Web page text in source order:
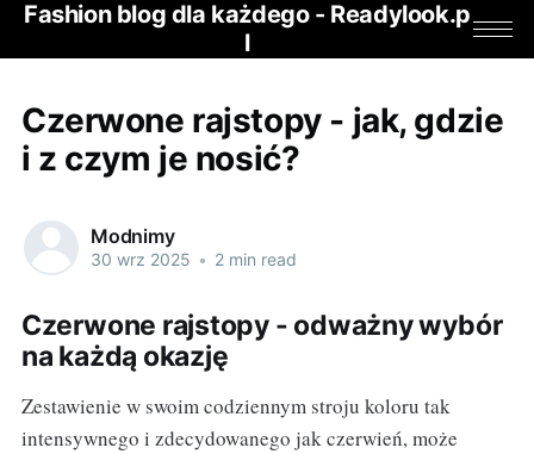
Fashion blog dla każdego - Readylook.p
l
Czerwone rajstopy - jak, gdzie
i z czym je nosić?
Modnimy
30 wrz 2025 • 2 min read
Czerwone rajstopy - odważny wybór
na każdą okazję
Zestawienie w swoim codziennym stroju koloru tak
intensywnego i zdecydowanego jak czerwień, może